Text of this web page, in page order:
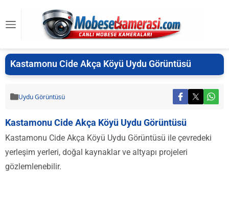
Kastamonu Cide Akça Köyü Uydu Görüntüsü
Uydu Görüntüsü
Kastamonu Cide Akça Köyü Uydu Görüntüsü
Kastamonu Cide Akça Köyü Uydu Görüntüsü ile çevredeki
yerleşim yerleri, doğal kaynaklar ve altyapı projeleri
gözlemlenebilir.